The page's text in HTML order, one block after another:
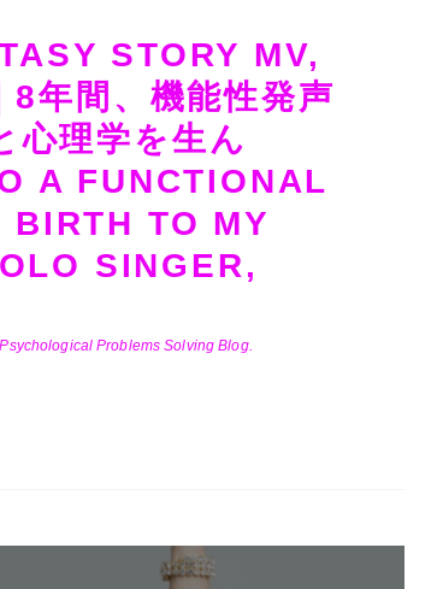
STORY MV,
年間、機能性発声
心理学を生ん
A FUNCTIONAL
TO MY
SINGER,
Problems Solving Blog.